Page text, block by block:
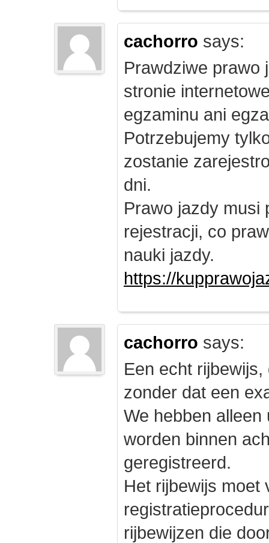
cachorro says:
Prawdziwe prawo
stronie
egzaminu ani
Potrzebujemy
zostanie
dni.
Prawo jazdy musi
rejestracji, co
nauki jazdy.
https://
cachorro says:
Een echt
zonder dat een
We hebben
worden binnen
geregistreerd.
Het rijbewijs moet
rijbewijzen die